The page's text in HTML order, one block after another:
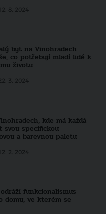
8. 2024
byt na Vinohradech
co potřebují mladí lidé k
životu
3. 2024
kde má každá
svou specifickou
a barevnou paletu
2. 2024
funkcionalismus
domu, ve kterém se